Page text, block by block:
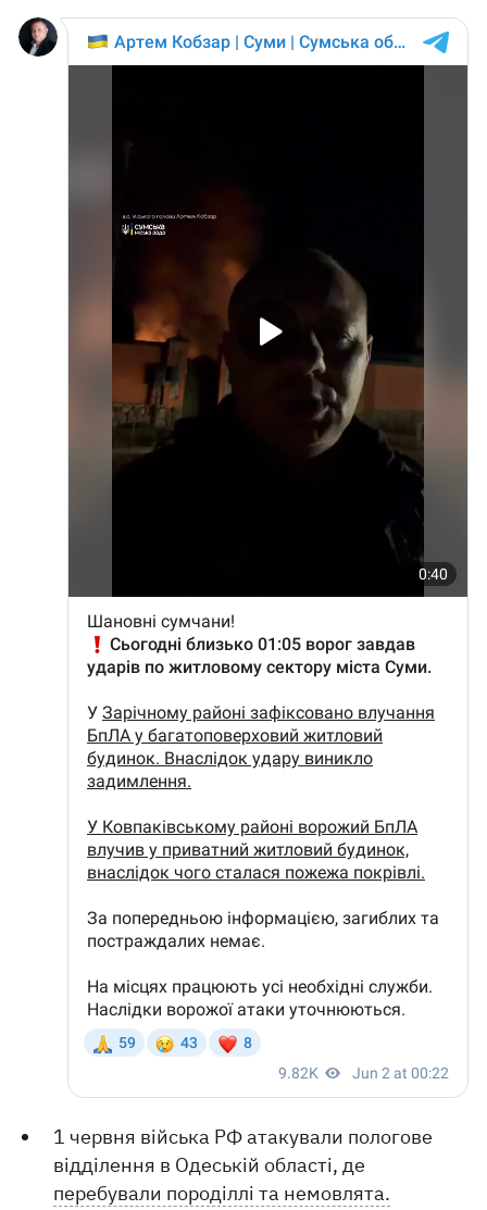
1 червня війська РФ атакували пологове
відділення в Одеській області, де
перебували породіллі та немовлята.